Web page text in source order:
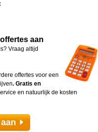
aan
Vraag altijd
offertes voor een
. Gratis en
en natuurlijk de kosten